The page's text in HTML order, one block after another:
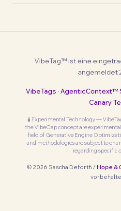
VibeTag™ ist eine
angemeldet
VibeTags · AgenticContext™
Canary
🧪 Experimental Technology —
the VibeGap concept are
field of Generative Engine
and methodologies are subject to
regarding specific
© 2026 Sascha Deforth / Hope &